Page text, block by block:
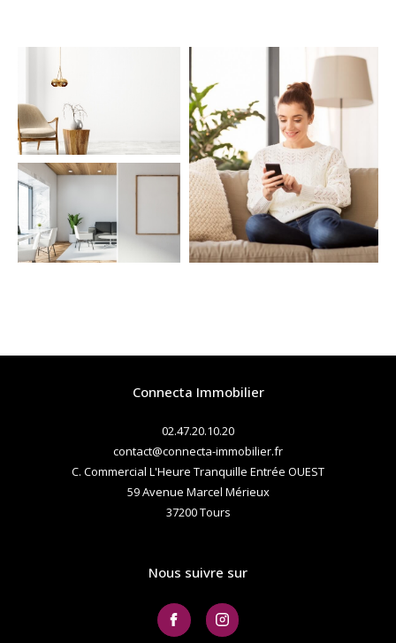
Connecta Immobilier
02.47.20.10.20
contact@connecta-immobilier.fr
C. Commercial L'Heure Tranquille Entrée OUEST
59 Avenue Marcel Mérieux
37200 tours
Nous suivre sur